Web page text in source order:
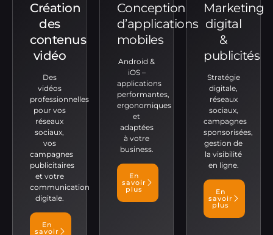
Création
des
contenus
vidéo
Des
vidéos
professionnelles
pour vos
réseaux
sociaux,
vos
campagnes
publicitaires
et votre
communication
digitale.
En
savoir
Conception
d’applications
mobiles
Android &
iOS –
applications
performantes,
ergonomiques
et
adaptées
à votre
business.
En
savoir
plus
Marketing
digital
&
publicités
Stratégie
digitale,
réseaux
sociaux,
campagnes
sponsorisées,
gestion de
la visibilité
en ligne.
En
savoir
plus